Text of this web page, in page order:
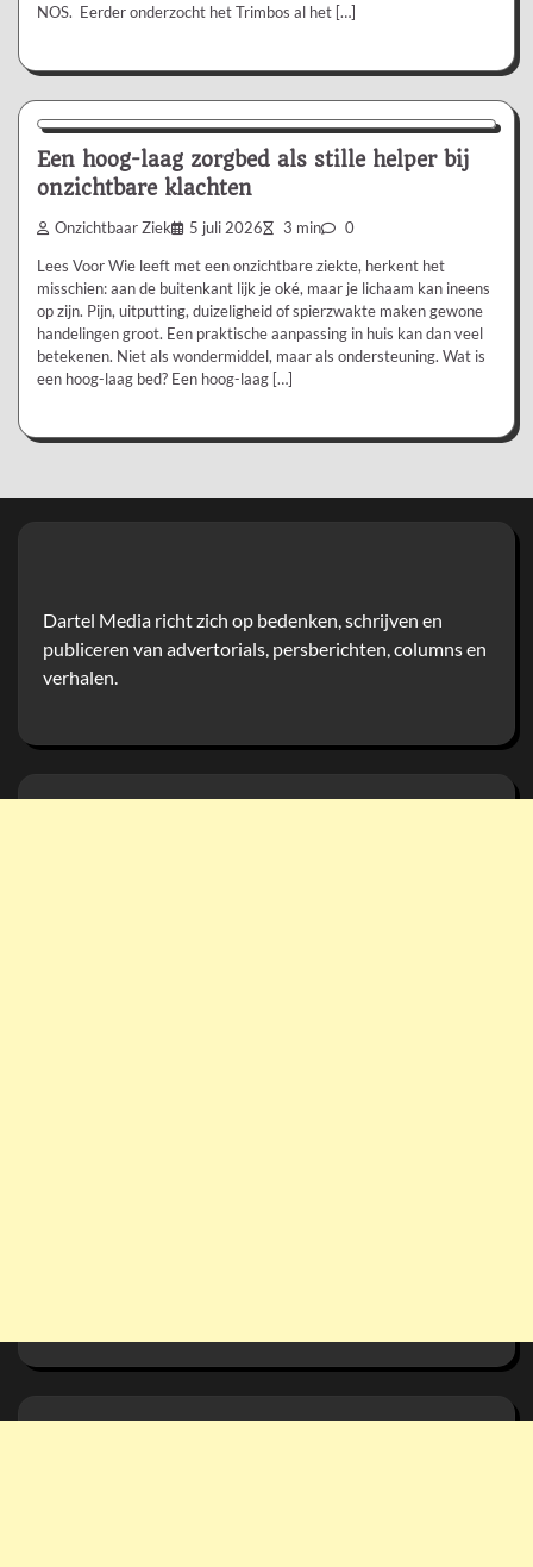
NOS. Eerder onderzocht het Trimbos al het […]
Aanbevolen
Een hoog-laag zorgbed als stille helper bij
onzichtbare klachten
Onzichtbaar Ziek 5 juli 2026 3 min 0
Lees Voor Wie leeft met een onzichtbare ziekte, herkent het
misschien: aan de buitenkant lijk je oké, maar je lichaam kan ineens
op zijn. Pijn, uitputting, duizeligheid of spierzwakte maken gewone
handelingen groot. Een praktische aanpassing in huis kan dan veel
betekenen. Niet als wondermiddel, maar als ondersteuning. Wat is
een hoog-laag bed? Een hoog-laag […]
Dartel Media richt zich op bedenken, schrijven en
publiceren van advertorials, persberichten, columns en
verhalen.